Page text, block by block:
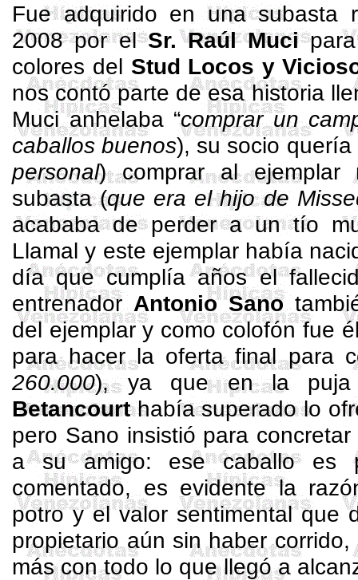
Fue adquirido en una subasta
2008 por elSr. RaúlMucipara
colores del Stud Locos y
nos contó parte de esa historia
Mucianhelaba “comprar un
caballos buenos), su socio quería
personal) comprar al ejemplar
subasta (que era el hijo de
acababa de perder a un tío
Llamal y este ejemplar había
día que cumplía años el
entrenadorAntonio Sano
del ejemplar y como colofón fue
para hacer la oferta final para
260.000), ya que en la
Betancourthabía superado lo
pero Sano insistió para
a su amigo: ese caballo es
comentado, es evidente la
potro y el valor sentimental que
propietario aún sin haber
más con todo lo que llegó a